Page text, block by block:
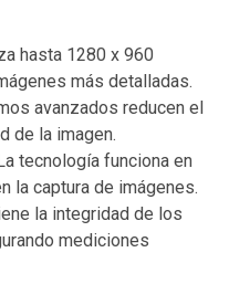
hasta 1280 x 960
más detalladas.
avanzados reducen el
de la imagen.
tecnología funciona en
la captura de imágenes.
la integridad de los
mediciones